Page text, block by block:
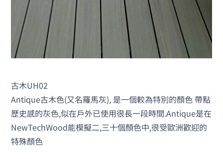
古木UH02
Antique古木色(又名羅馬灰), 是一個較為特別的顏色 帶點
歷史感的灰色,似在戶外已使用很長一段時間.Antique是在
NewTechWood能模擬二,三十個顏色中,很受歐洲歡迎的
特殊顏色